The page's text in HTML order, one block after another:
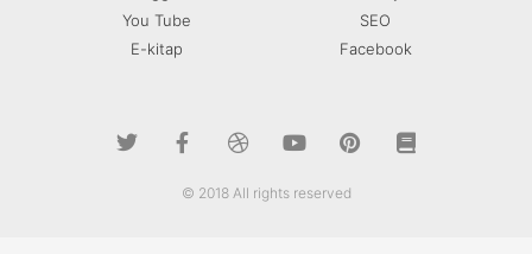
You Tube
E-kitap
SEO
Facebook
© 2018 All rights reserved